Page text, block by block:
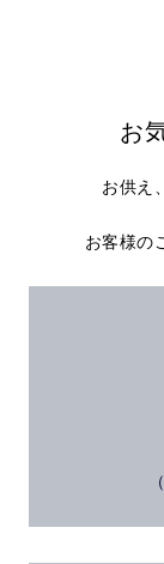
お
お供え
お客様の